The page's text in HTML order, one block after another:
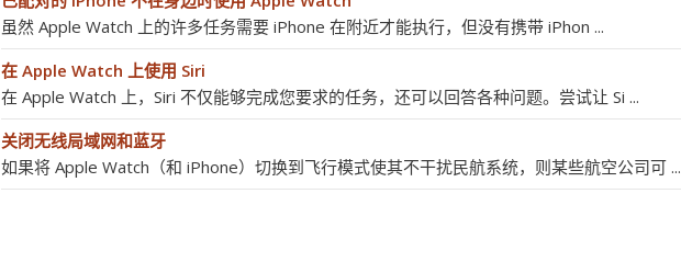
虽然 Apple Watch 上的许多任务需要 iPhone 在附近才能执行，但没有携带 iPhon ...
在 Apple Watch 上使用 Siri
在 Apple Watch 上，Siri 不仅能够完成您要求的任务，还可以回答各种问题。尝试让 Si ...
关闭无线局域网和蓝牙
如果将 Apple Watch（和 iPhone）切换到飞行模式使其不干扰民航系统，则某些航空公司可 ...